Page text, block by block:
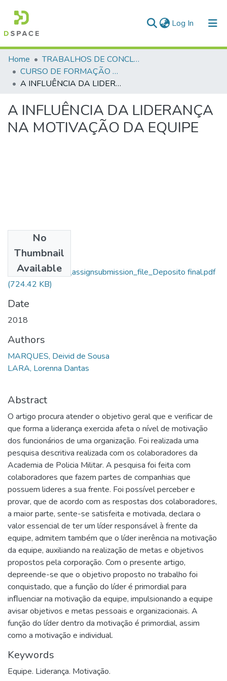
Log In (current)
Communities & Collections
All of DSpace
Home
TRABALHOS DE CONCLUSÃO DE CURSO - CFP (CURSO DE FORMAÇÃO DE PRAÇAS)
CURSO DE FORMAÇÃO DE PRAÇAS - CFP - 2018
A INFLUÊNCIA DA LIDERANÇA NA MOTIVAÇÃO DA EQUIPE
A INFLUÊNCIA DA LIDERANÇA
NA MOTIVAÇÃO DA EQUIPE
No
Thumbnail
Available
Deivid De Sousa
Marques_14656_assignsubmission_file_Deposito final.pdf
(724.42 KB)
Date
2018
Authors
MARQUES, Deivid de Sousa
LARA, Lorenna Dantas
Abstract
O artigo procura atender o objetivo geral que e verificar de
que forma a liderança exercida afeta o nível de motivação
dos funcionários de uma organização. Foi realizada uma
pesquisa descritiva realizada com os colaboradores da
Academia de Policia Militar. A pesquisa foi feita com
colaboradores que fazem partes de companhias que
possuem lideres a sua frente. Foi possível perceber e
provar, que de acordo com as respostas dos colaboradores,
a maior parte, sente-se satisfeita e motivada, declara o
valor essencial de ter um líder responsável à frente da
equipe, admitem também que o líder inerência na motivação
da equipe, auxiliando na realização de metas e objetivos
propostos pela corporação. Com o presente artigo,
depreende-se que o objetivo proposto no trabalho foi
conquistado, que a função do líder é primordial para
inﬂuenciar na motivação da equipe, impulsionando a equipe
avisar objetivos e metas pessoais e organizacionais. A
função do líder dentro da motivação é primordial, assim
como a motivação e individual.
Keywords
Equipe. Liderança. Motivação.